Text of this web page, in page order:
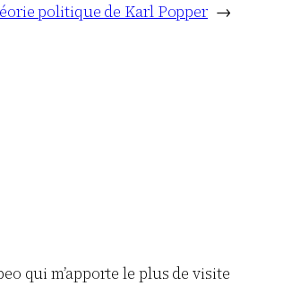
politique de Karl Popper →
qui m’apporte le plus de visite